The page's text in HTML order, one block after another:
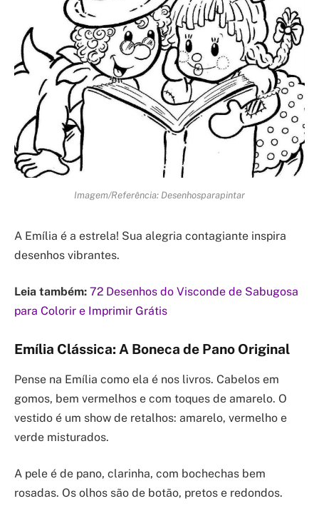
Imagem/Referência: Desenhosparapintar
A Emília é a estrela! Sua alegria contagiante inspira
desenhos vibrantes.
Leia também: 72 Desenhos do Visconde de Sabugosa
para Colorir e Imprimir Grátis
Emília Clássica: A Boneca de Pano Original
Pense na Emília como ela é nos livros. Cabelos em
gomos, bem vermelhos e com toques de amarelo. O
vestido é um show de retalhos: amarelo, vermelho e
verde misturados.
A pele é de pano, clarinha, com bochechas bem
rosadas. Os olhos são de botão, pretos e redondos.